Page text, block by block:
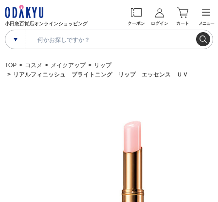
小田急百貨店オンラインショッピング クーポン ログイン カート メニュー
TOP コスメ メイクアップ
リップ
リアルフィニッシュ ブライトニング リップ エッセンス ＵＶ